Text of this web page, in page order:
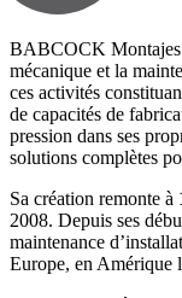
BABCOCK Montajes
mécanique et la
ces activités
de capacités de
pression dans ses
solutions complètes
Sa création remonte à
2008. Depuis ses
maintenance
Europe, en Amérique